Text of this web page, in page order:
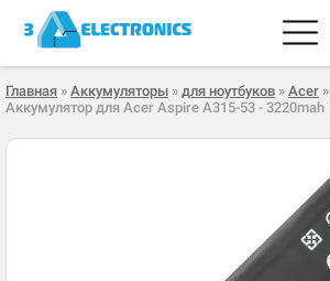
Главная » Аккумуляторы » для ноутбуков » Acer »
Аккумулятор для Acer Aspire A315-53 - 3220mah